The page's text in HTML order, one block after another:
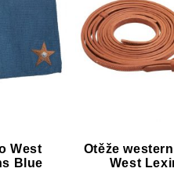
West
Blue
Otěže
West